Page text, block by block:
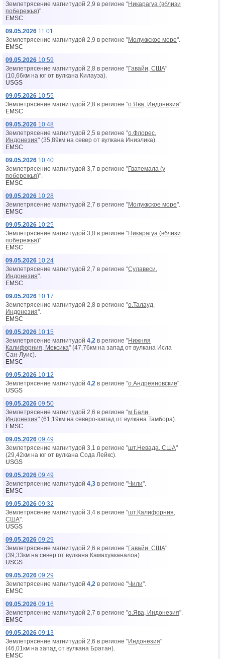
Землетрясение магнитудой 2,9 в регионе "Никарагуа (вблизи
побережья)".
EMSC
09.05.2026 11:01
Землетрясение магнитудой 2,9 в регионе "Молуккское море".
EMSC
09.05.2026 10:59
Землетрясение магнитудой 2,8 в регионе "Гавайи, США"
(10,66км на юг от вyлкана Килауэа).
USGS
09.05.2026 10:55
Землетрясение магнитудой 2,8 в регионе "о.Ява, Индонезия".
EMSC
09.05.2026 10:48
Землетрясение магнитудой 2,5 в регионе "о.Флорес,
Индонезия" (35,89км на север от вyлкана Иниэлика).
EMSC
09.05.2026 10:40
Землетрясение магнитудой 3,7 в регионе "Гватемала (у
побережья)".
EMSC
09.05.2026 10:28
Землетрясение магнитудой 2,7 в регионе "Молуккское море".
EMSC
09.05.2026 10:25
Землетрясение магнитудой 3,0 в регионе "Никарагуа (вблизи
побережья)".
EMSC
09.05.2026 10:24
Землетрясение магнитудой 2,7 в регионе "Сулавеси,
Индонезия".
EMSC
09.05.2026 10:17
Землетрясение магнитудой 2,8 в регионе "о.Талауд,
Индонезия".
EMSC
09.05.2026 10:15
Землетрясение магнитудой 4,2 в регионе "Нижняя
Калифорния, Мексика" (47,76км на запад от вyлкана Исла
Сан-Луис).
EMSC
09.05.2026 10:12
Землетрясение магнитудой 4,2 в регионе "о.Андреяновские".
USGS
09.05.2026 09:50
Землетрясение магнитудой 2,6 в регионе "м.Бали,
Индонезия" (61,19км на северо-запад от вyлкана Тамбора).
EMSC
09.05.2026 09:49
Землетрясение магнитудой 3,1 в регионе "шт.Невада, США"
(29,42км на юг от вyлкана Сода Лейкс).
USGS
09.05.2026 09:49
Землетрясение магнитудой 4,3 в регионе "Чили".
EMSC
09.05.2026 09:32
Землетрясение магнитудой 3,4 в регионе "шт.Калифорния,
США".
USGS
09.05.2026 09:29
Землетрясение магнитудой 2,6 в регионе "Гавайи, США"
(39,33км на север от вyлкана Камахуаканалоа).
USGS
09.05.2026 09:29
Землетрясение магнитудой 4,2 в регионе "Чили".
EMSC
09.05.2026 09:16
Землетрясение магнитудой 2,7 в регионе "о.Ява, Индонезия".
EMSC
09.05.2026 09:13
Землетрясение магнитудой 2,6 в регионе "Индонезия"
(46,01км на запад от вyлкана Братан).
EMSC